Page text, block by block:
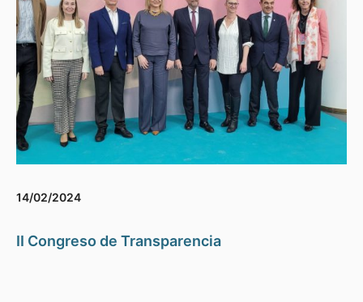
14/02/2024
II Congreso de Transparencia